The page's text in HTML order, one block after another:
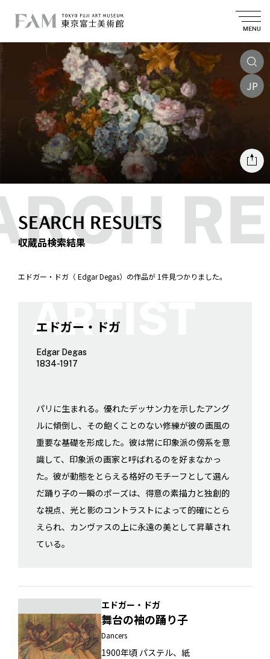
MENU
JP
SEARCH RESULTS
収蔵品検索結果
エドガー・ドガ（ Edgar Degas）の作品が 1件見つかりました。
エドガー・ドガ
Edgar Degas
1834-1917
パリに生まれる。優れたデッサン力を示したアング
ルに傾倒し、その飽くことのない修練が彼の画風の
重要な基礎を形成した。彼は常に印象派の傍系を意
識して、印象派の画家と呼ばれるのを好まなかっ
た。彼が動態をとらえる格好のモチーフとして選ん
だ踊り子の一瞬のポーズは、得意の素描力と独創的
な視点、光と影のコントラストによって的確にとら
えられ、カンヴァスの上に永遠の美として昇華され
ている。
エドガー・ドガ
舞台の袖の踊り子
Dancers
1900年頃 パステル、紙